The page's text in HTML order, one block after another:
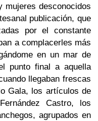
mujeres desconocidos
publicación, que
por el constante
a complacerles más
en un mar de
punto final a aquella
llegaban frescas
Gala, los artículos de
Castro, los
agrupados en